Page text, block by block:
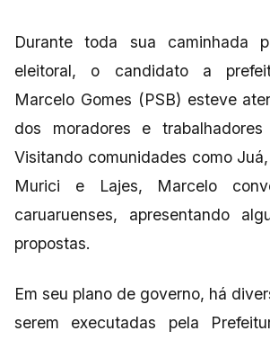
Durante toda sua caminhada
eleitoral, o candidato a
Marcelo Gomes (PSB) esteve
dos moradores e
Visitando comunidades como
Murici e Lajes, Marcelo
caruaruenses, apresentando
propostas.
Em seu plano de governo, há
serem executadas pela